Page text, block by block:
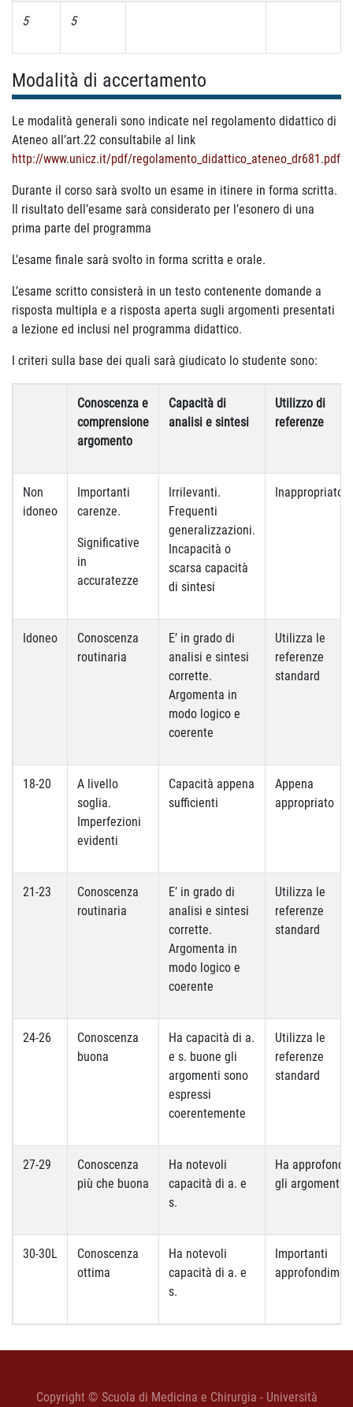
5 5
Modalità di accertamento
Le modalità generali sono indicate nel regolamento didattico di
Ateneo all’art.22 consultabile al link
http://www.unicz.it/pdf/regolamento_didattico_ateneo_dr681.pdf
Durante il corso sarà svolto un esame in itinere in forma scritta.
Il risultato dell’esame sarà considerato per l’esonero di una
prima parte del programma
L’esame finale sarà svolto in forma scritta e orale.
L’esame scritto consisterà in un testo contenente domande a
risposta multipla e a risposta aperta sugli argomenti presentati
a lezione ed inclusi nel programma didattico.
I criteri sulla base dei quali sarà giudicato lo studente sono:
Conoscenza e
comprensione
argomento
Capacità di
analisi e sintesi
Utilizzo di
referenze
Non
idoneo
Importanti
carenze.
Significative
in
accuratezze
Irrilevanti.
Frequenti
generalizzazioni.
Incapacità o
scarsa capacità
di sintesi
Inappropriato
Idoneo
Conoscenza
routinaria
E’ in grado di
analisi e sintesi
corrette.
Argomenta in
modo logico e
coerente
Utilizza le
referenze
standard
18-20
A livello
soglia.
Imperfezioni
evidenti
Capacità appena
sufficienti
Appena
appropriato
21-23
Conoscenza
routinaria
E’ in grado di
analisi e sintesi
corrette.
Argomenta in
modo logico e
coerente
Utilizza le
referenze
standard
24-26
Conoscenza
buona
Ha capacità di a.
e s. buone gli
argomenti sono
espressi
coerentemente
Utilizza le
referenze
standard
27-29
Conoscenza
più che buona
Ha notevoli
capacità di a. e
s.
Ha
gli argomenti
30-30L
Conoscenza
ottima
Ha notevoli
capacità di a. e
s.
Importanti
Copyright © Scuola di Medicina e Chirurgia - Università